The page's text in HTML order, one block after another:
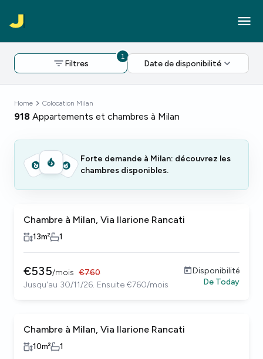
Filtres
1
Date de disponibilité
Home Colocation Milan
918 Appartements et chambres à Milan
Forte demande à Milan: découvrez les
chambres disponibles.
Chambre à Milan, Via Ilarione Rancati
13m² 1
€535/mois €760
Jusqu'au 30/11/26. Ensuite €760/mois
Disponibilité
De Today
Chambre à Milan, Via Ilarione Rancati
10m² 1